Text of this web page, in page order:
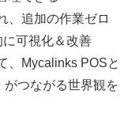
、追加の作業ゼロ
可視化＆改善
、Mycalinks POSと
つながる世界観を